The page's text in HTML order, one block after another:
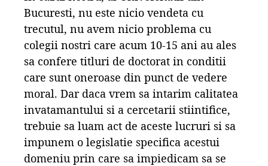
Bucuresti, nu este nicio vendeta cu
trecutul, nu avem nicio problema cu
colegii nostri care acum 10-15 ani au ales
sa confere titluri de doctorat in conditii
care sunt oneroase din punct de vedere
moral. Dar daca vrem sa intarim calitatea
invatamantului si a cercetarii stiintifice,
trebuie sa luam act de aceste lucruri si sa
impunem o legislatie specifica acestui
domeniu prin care sa impiedicam sa se